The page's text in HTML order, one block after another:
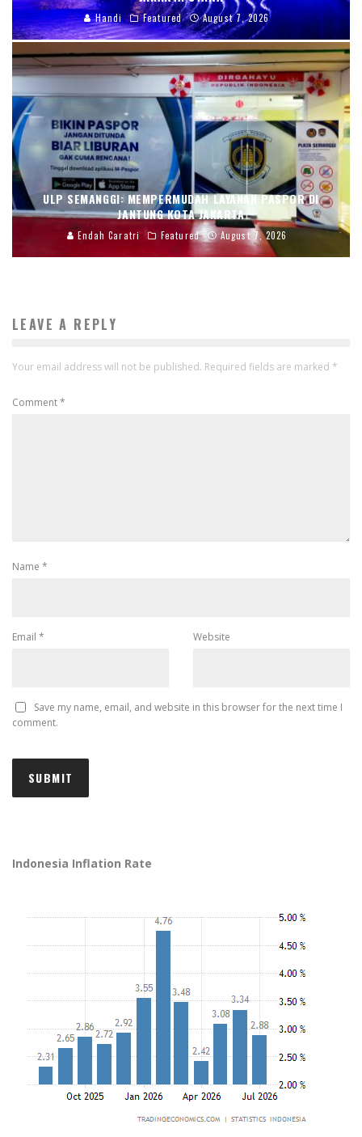
Handi Featured August 7, 2026
ULP SEMANGGI: MEMPERMUDAH LAYANAN PASPOR DI
JANTUNG KOTA JAKARTA
Endah Caratri Featured August 7, 2026
LEAVE A REPLY
Your email address will not be published. Required fields are marked *
Comment*
Name *
Email * Website
Save my name, email, and website in this browser for the next time I
comment.
Indonesia Inflation Rate